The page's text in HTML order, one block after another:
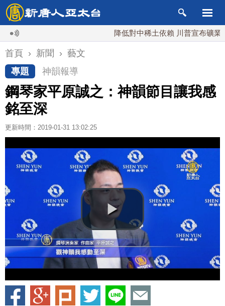
降低對中稀土依賴 川普宣布礦業投資20
首頁 › 新聞 › 藝文
專題
神韻報導
鋼琴家平原誠之：神韻節目讓我感
銘至深
更新時間：2019-01-31 13:02:25